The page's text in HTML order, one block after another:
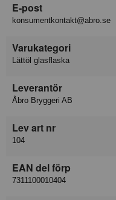
E-post
konsumentkontakt@abro.se
Varukategori
Lättöl glasflaska
Leverantör
Åbro Bryggeri AB
Lev art nr
104
EAN del förp
7311100010404